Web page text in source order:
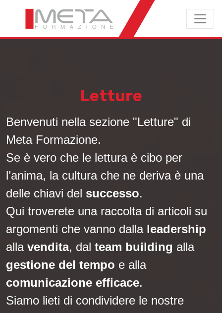
Letture
Benvenuti nella sezione "Letture" di
Meta Formazione.
Se è vero che le lettura è cibo per
l’anima, la cultura che ne deriva è una
delle chiavi del successo.
Qui troverete una raccolta di articoli su
argomenti che vanno dalla leadership
alla vendita, dal team building alla
gestione del tempo e alla
comunicazione efficace.
Siamo lieti di condividere le nostre